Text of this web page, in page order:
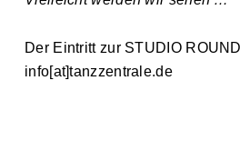
Der Eintritt zur STUDIO
info[at]tanzzentrale.de